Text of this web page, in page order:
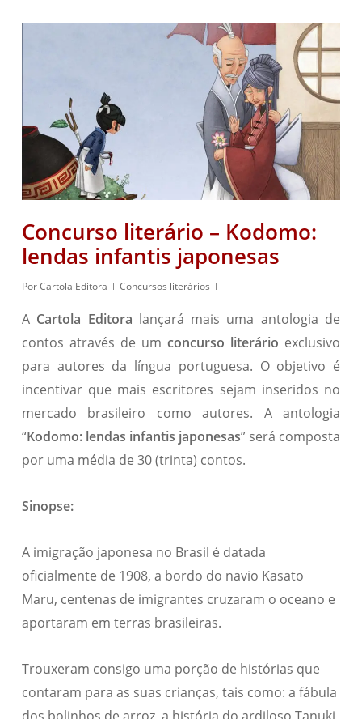
Concurso literário – Kodomo:
lendas infantis japonesas
PorCartola Editora Concursos literários
A Cartola Editora lançará mais uma antologia de
contos através de umconcurso literário exclusivo
para autores da língua portuguesa. O objetivo é
incentivar que mais escritores sejam inseridos no
mercado brasileiro como autores. A antologia
“Kodomo: lendas infantis japonesas” será composta
por uma média de 30 (trinta) contos.
Sinopse:
A imigração japonesa no Brasil é datada
oficialmente de 1908, a bordo do navio Kasato
Maru, centenas de imigrantes cruzaram o oceano e
aportaram em terras brasileiras.
Trouxeram consigo uma porção de histórias que
contaram para as suas crianças, tais como: a fábula